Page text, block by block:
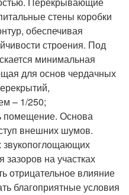
стены коробки
обеспечивая
строения. Под
минимальная
для основ чердачных
– 1/250;
помещение. Основа
внешних шумов.
зазоров на участках
отрицательное влияние
благоприятные условия